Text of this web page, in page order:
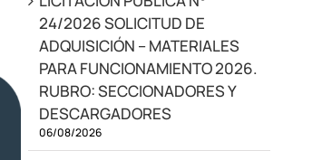
24/2026 SOLICITUD DE
ADQUISICIÓN – MATERIALES
PARA FUNCIONAMIENTO 2026.
RUBRO: SECCIONADORES Y
DESCARGADORES
06/08/2026